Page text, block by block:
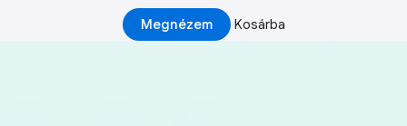
Megnézem Kosárba